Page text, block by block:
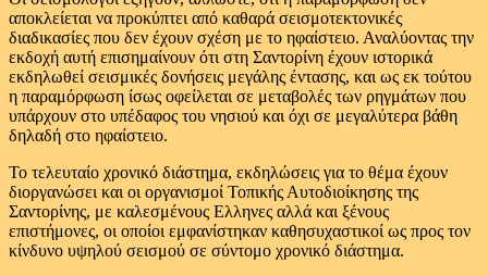
αποκλείεται να προκύπτει από καθαρά σεισμοτεκτονικές
διαδικασίες που δεν έχουν σχέση με το ηφαίστειο. Αναλύοντας την
εκδοχή αυτή επισημαίνουν ότι στη Σαντορίνη έχουν ιστορικά
εκδηλωθεί σεισμικές δονήσεις μεγάλης έντασης, και ως εκ τούτου
η παραμόρφωση ίσως οφείλεται σε μεταβολές των ρηγμάτων που
υπάρχουν στο υπέδαφος του νησιού και όχι σε μεγαλύτερα βάθη
δηλαδή στο ηφαίστειο.
Το τελευταίο χρονικό διάστημα, εκδηλώσεις για το θέμα έχουν
διοργανώσει και οι οργανισμοί Τοπικής Αυτοδιοίκησης της
Σαντορίνης, με καλεσμένους Ελληνες αλλά και ξένους
επιστήμονες, οι οποίοι εμφανίστηκαν καθησυχαστικοί ως προς τον
κίνδυνο υψηλού σεισμού σε σύντομο χρονικό διάστημα.